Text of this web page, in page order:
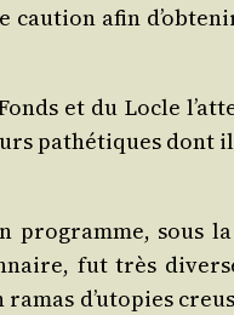
cau­tion afin
et du Locle
pathé­tiques dont
sous
fut très
d’u­to­pies